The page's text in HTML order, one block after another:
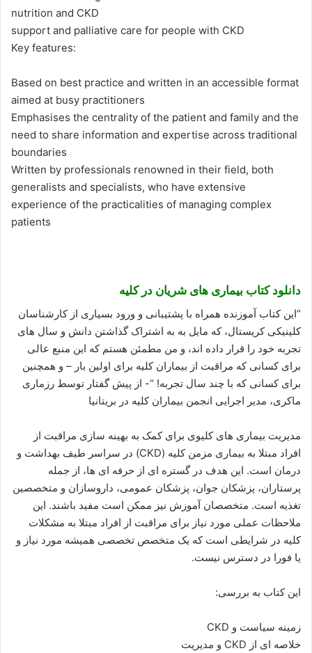
nutrition and CKD
support and palliative care for people with CKD
Key features:
Based on best practice and written in an accessible format
aimed at busy practitioners
Emphasises the centrality of the patient and family and the
need to share information and expertise across traditional
boundaries
Written by professionals renowned in their field, both
generalists and specialists, who have extensive
experience of the practicalities of managing complex
patients
دانلود کتاب بیماری های شریان در کلیه
“این کتاب آموزنده همراه با پشتیبانی و ورود بسیاری از کارشناسان
کلینیکی کریستال، که مایل به به اشتراک گذاشتن دانش و سال های
تجربه خود را قرار داده اند، و من مطمئن هستم که این منبع عالی
برای کسانی که مراقبت از بیماران کلیه برای اولین بار – و همچنین
برای کسانی که با چند سال تجربه! “- از پیش گفتار توسط رزماری
ماکری، مدیر اجرایی انجمن بیماران کلیه در بریتانیا
مدیریت بیماری های کلیوی برای کمک به بهینه سازی مراقبت از
افراد مبتلا به بیماری مزمن کلیه (CKD) در سراسر طیف بهداشت و
درمان است. این هدف در گستره ای از حرفه ای ها، از جمله
پرستاران، پزشکان جوان، پزشکان عمومی، داروسازان و متخصصین
تغذیه است. متخصصان آموزش نیز ممکن است مفید باشند. این
ملاحظات عملی مورد نیاز برای مراقبت از افراد مبتلا به مشکلات
کلیه در شرایطی است که یک متخصص تخصصی همیشه مورد نیاز و
یا فورا در دسترس نیست.
این کتاب به بررسی:
زمینه سیاست و CKD
خلاصه ای از CKD و مدیریت